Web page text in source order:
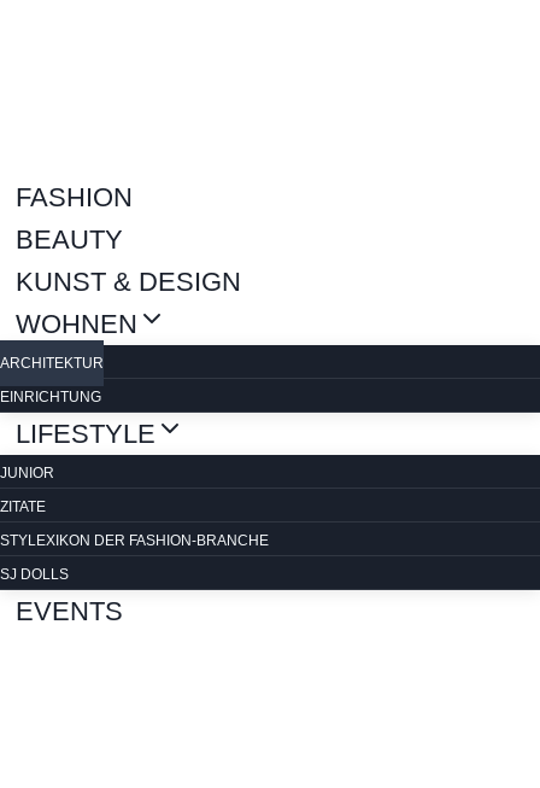
FASHION
BEAUTY
KUNST & DESIGN
WOHNEN
ARCHITEKTUR
EINRICHTUNG
LIFESTYLE
JUNIOR
ZITATE
STYLEXIKON DER FASHION-BRANCHE
SJ DOLLS
EVENTS